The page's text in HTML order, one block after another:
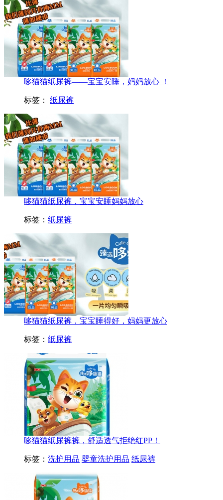
哆猫猫纸尿裤——宝宝安睡，妈妈放心 ！
标签： 纸尿裤
哆猫猫纸尿裤，宝宝安睡妈妈放心
标签： 纸尿裤
哆猫猫纸尿裤，宝宝睡得好，妈妈更放心
标签： 纸尿裤
哆猫猫纸尿裤裤，舒适透气拒绝红PP！
标签： 洗护用品 婴童洗护用品 纸尿裤